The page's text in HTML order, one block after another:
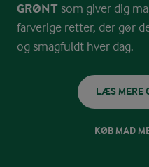
GRØNT som giver dig
farverige retter, der gør
og smagfuldt hver dag.
LÆS MERE
KØB MAD